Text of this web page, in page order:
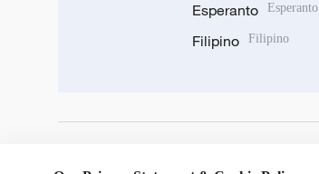
Esperanto Esperanto
Filipino Filipino